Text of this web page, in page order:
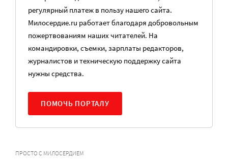
регулярный платеж в пользу нашего сайта.
Милосердие.ru работает благодаря добровольным
пожертвованиям наших читателей. На
командировки, съемки, зарплаты редакторов,
журналистов и техническую поддержку сайта
нужны средства.
ПОМОЧЬ ПОРТАЛУ
ПРОСТО С МИЛОСЕРДИЕМ